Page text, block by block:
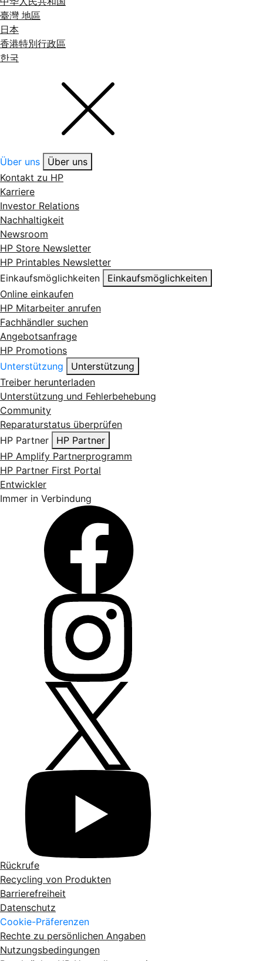
臺灣 地區
日本
香港特別行政區
한국
Über uns
Über uns
Kontakt zu HP
Karriere
Investor Relations
Nachhaltigkeit
Newsroom
HP Store Newsletter
HP Printables Newsletter
Einkaufsmöglichkeiten
Einkaufsmöglichkeiten
Online einkaufen
HP Mitarbeiter anrufen
Fachhändler suchen
Angebotsanfrage
HP Promotions
Unterstützung
Unterstützung
Treiber herunterladen
Unterstützung und Fehlerbehebung
Community
Reparaturstatus überprüfen
HP Partner
HP Partner
HP Amplify Partnerprogramm
HP Partner First Portal
Entwickler
Immer in Verbindung
Rückrufe
Recycling von Produkten
Barrierefreiheit
Datenschutz
Cookie-Präferenzen
Rechte zu persönlichen Angaben
Nutzungsbedingungen